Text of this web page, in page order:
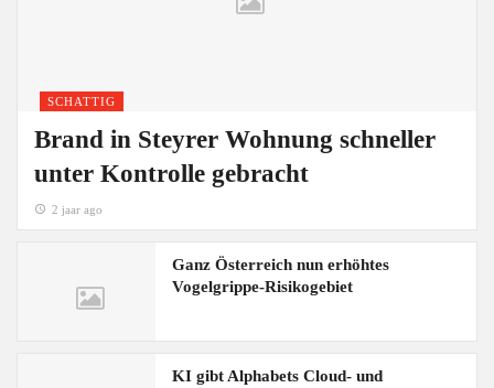
SCHATTIG
Brand in Steyrer Wohnung schneller
unter Kontrolle gebracht
2 jaar ago
Ganz Österreich nun erhöhtes
Vogelgrippe-Risikogebiet
KI gibt Alphabets Cloud- und